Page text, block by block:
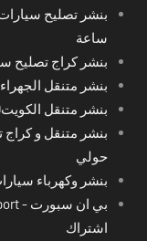
ساعة
بنشر كراج تصليح
بنشر متنقل
بنشر متنقل الكويت55336600
بنشر متنقل و كراج
حولي
بنشر وكهرباء
اشتراك